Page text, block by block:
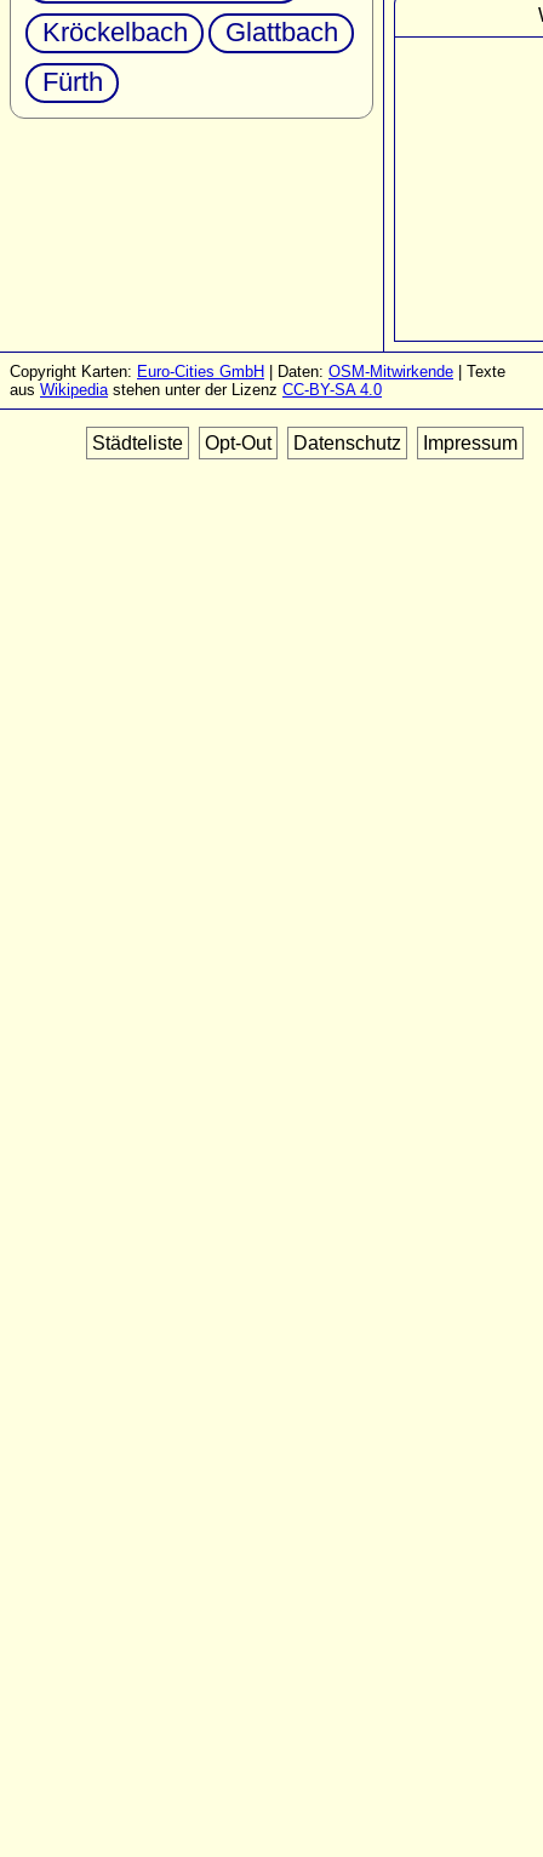
Kröckelbach
Glattbach
Fürth
Copyright Karten: Euro-Cities GmbH | Daten: OSM-Mitwirkende | Texte
aus Wikipediastehen unter der Lizenz CC-BY-SA 4.0
Städteliste Opt-Out Datenschutz Impressum